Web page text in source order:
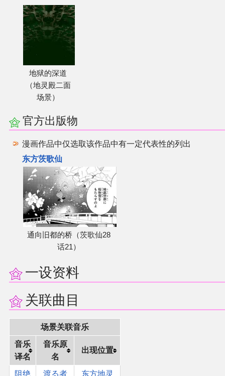
地狱的深道
（地灵殿二面
场景）
官方出版物
漫画作品中仅选取该作品中有一定代表性的列出
东方茨歌仙
通向旧都的桥（茨歌仙28
话21）
一设资料
关联曲目
场景关联音乐
音乐
译名
音乐原
名
出现位置
阻绝
渡る者
东方地灵
THB协力
其他
联系管理员
关于THBWiki
捐款支持